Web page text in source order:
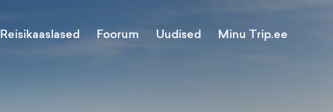
Reisikaaslased Foorum Uudised Minu Trip.ee